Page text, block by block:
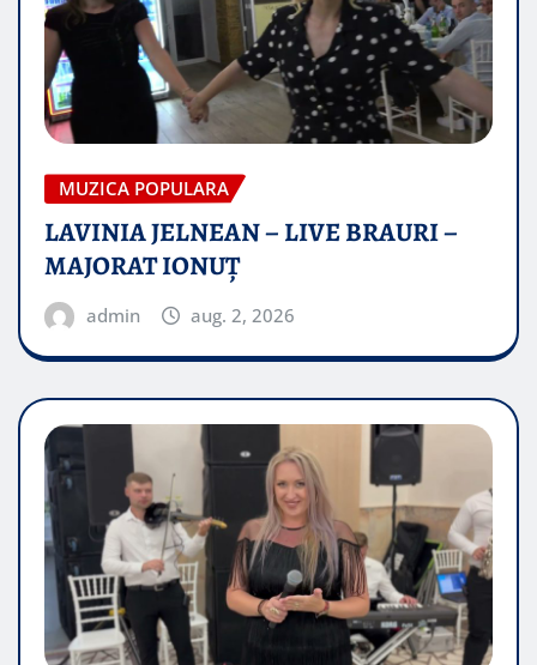
MUZICA POPULARA
LAVINIA JELNEAN – LIVE BRAURI –
MAJORAT IONUŢ
admin aug. 2, 2026